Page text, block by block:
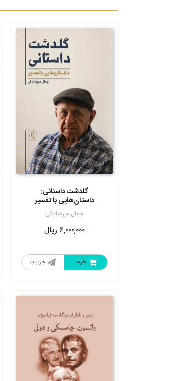
گلدشت داستانی:
داستان‌هایی با تفسیر
جمال میرصادقی
۶,۰۰۰,۰۰۰ ریال
جزییات خرید